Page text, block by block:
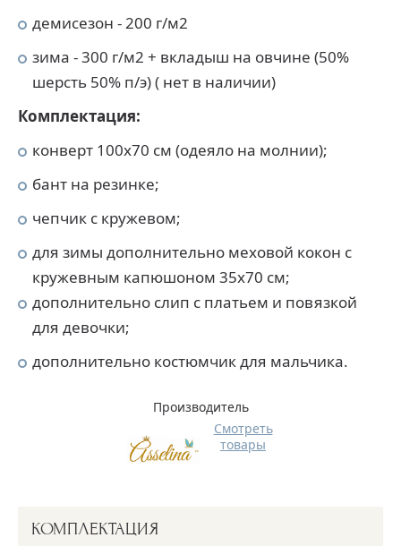
демисезон - 200 г/м2
зима - 300 г/м2 + вкладыш на овчине (50%
шерсть 50% п/э) ( нет в наличии)
Комплектация:
конверт 100х70 см (одеяло на молнии);
бант на резинке;
чепчик с кружевом;
для зимы дополнительно меховой кокон с
кружевным капюшоном 35х70 см;
дополнительно слип с платьем и повязкой
для девочки;
дополнительно костюмчик для мальчика.
Производитель
Смотреть
товары
КОМПЛЕКТАЦИЯ